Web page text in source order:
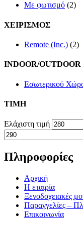
Με φωτισμό (2)
ΧΕΙΡΙΣΜΟΣ
Remote (Inc.) (2)
INDOOR/OUTDOOR
Εσωτερικού
TIMH
Ελάχιστη τιμή
Πληροφορίες
Αρχική
Η εταιρία
Ξενοδοχειακές
Παραγγελίες –
Επικοινωνία